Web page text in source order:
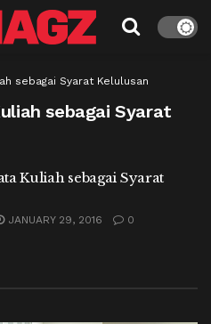
sebagai Syarat Kelulusan
sebagai Syarat
Kuliah sebagai Syarat
JANUARY 29, 2016 0